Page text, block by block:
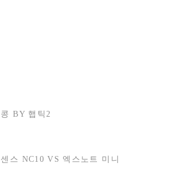
BY 햅틱2
스 NC10 VS 엑스노트 미니